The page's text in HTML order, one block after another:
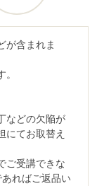
が含まれま
などの欠陥が
にてお取替え
ご受講できな
ればご返品い